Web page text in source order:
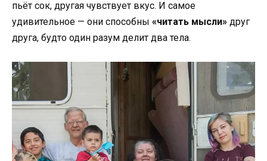
пьёт сок, другая чувствует вкус. И самое
удивительное — они способны «читать мысли» друг
друга, будто один разум делит два тела.